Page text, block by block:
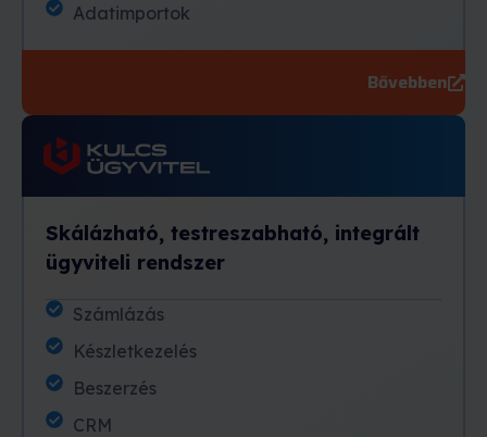
Adatimportok
Bővebben
Skálázható, testreszabható, integrált
ügyviteli rendszer
Számlázás
Készletkezelés
Beszerzés
CRM